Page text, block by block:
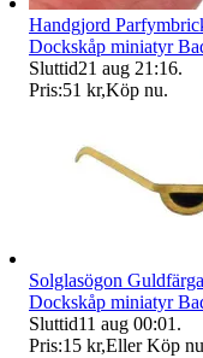
Handgjord
Dockskåp miniatyr
Sluttid21 aug 21:16.
Pris:51 kr,Köp nu.
Solglasögon
Dockskåp miniatyr
Sluttid11 aug 00:01 .
Pris:15 kr,Eller Köp nu